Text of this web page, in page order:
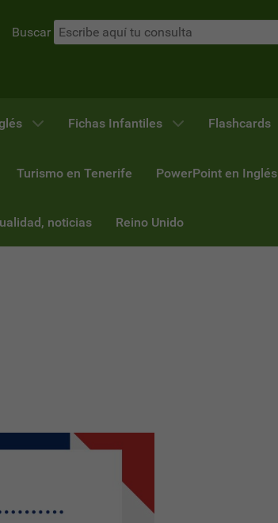
Buscar
Fichas Infantiles Flashcards
Turismo en Tenerife PowerPoint en Inglés
noticias Reino Unido